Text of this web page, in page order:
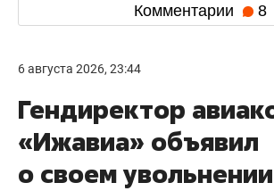
Комментарии 8
6 августа 2026, 23:44
Гендиректор
«Ижавиа» объявил
о своем увольнении